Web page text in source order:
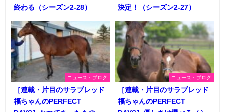
終わる（シーズン2-28）
決定！（シーズン2-27）
ニュース・ブログ
［連載・片目のサラブレッド
福ちゃんのPERFECT
ニュース・ブログ
［連載・片目のサラブレッド
福ちゃんのPERFECT